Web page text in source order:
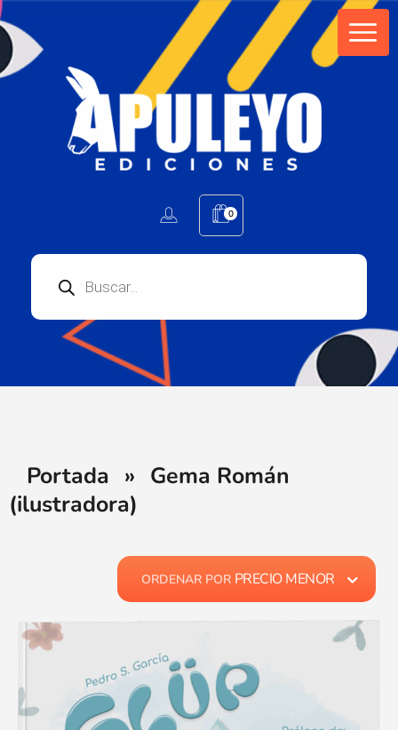
0
Portada » Gema Román
(ilustradora)
ORDENAR POR PRECIO MENOR